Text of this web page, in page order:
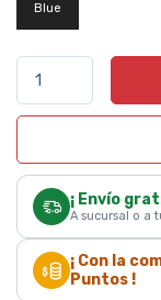
Blue
¡ Envío
A sucursal o a
¡ Con la
Puntos !